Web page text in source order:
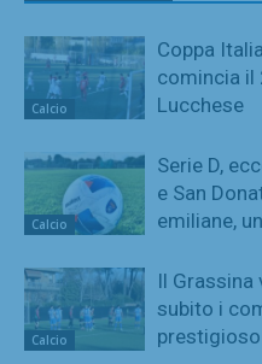
Calcio
Coppa
comincia il
Lucchese
Calcio
Serie D,
e San
emiliane,
Calcio
Il Grassina
subito i